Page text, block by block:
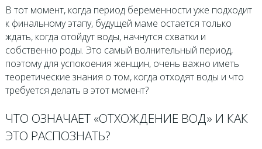
В тот момент, когда период беременности уже подходит
к финальному этапу, будущей маме остается только
ждать, когда отойдут воды, начнутся схватки и
собственно роды. Это самый волнительный период,
поэтому для успокоения женщин, очень важно иметь
теоретические знания о том, когда отходят воды и что
требуется делать в этот момент?
ЧТО ОЗНАЧАЕТ «ОТХОЖДЕНИЕ ВОД» И КАК
ЭТО РАСПОЗНАТЬ?